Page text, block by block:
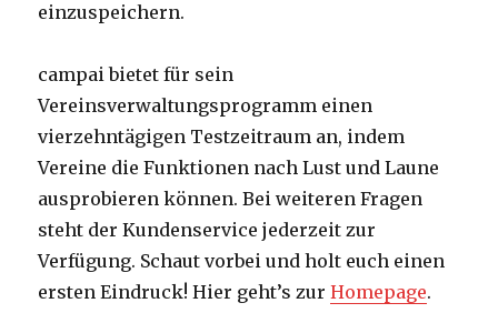
einzuspeichern.
campai bietet für sein
Vereinsverwaltungsprogramm einen
vierzehntägigen Testzeitraum an, indem
Vereine die Funktionen nach Lust und Laune
ausprobieren können. Bei weiteren Fragen
steht der Kundenservice jederzeit zur
Verfügung. Schaut vorbei und holt euch einen
ersten Eindruck! Hier geht’s zurHomepage.